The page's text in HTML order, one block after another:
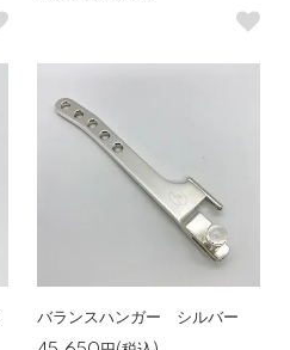
バランスハンガー シルバー